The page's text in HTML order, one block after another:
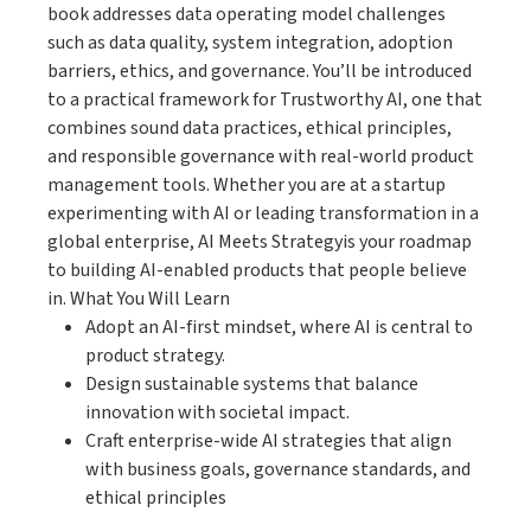
book addresses data operating model challenges
such as data quality, system integration, adoption
barriers, ethics, and governance. You’ll be introduced
to a practical framework for Trustworthy AI, one that
combines sound data practices, ethical principles,
and responsible governance with real-world product
management tools. Whether you are at a startup
experimenting with AI or leading transformation in a
global enterprise, AI Meets Strategyis your roadmap
to building AI-enabled products that people believe
in. What You Will Learn
Adopt an AI-first mindset, where AI is central to
product strategy.
Design sustainable systems that balance
innovation with societal impact.
Craft enterprise-wide AI strategies that align
with business goals, governance standards, and
ethical principles